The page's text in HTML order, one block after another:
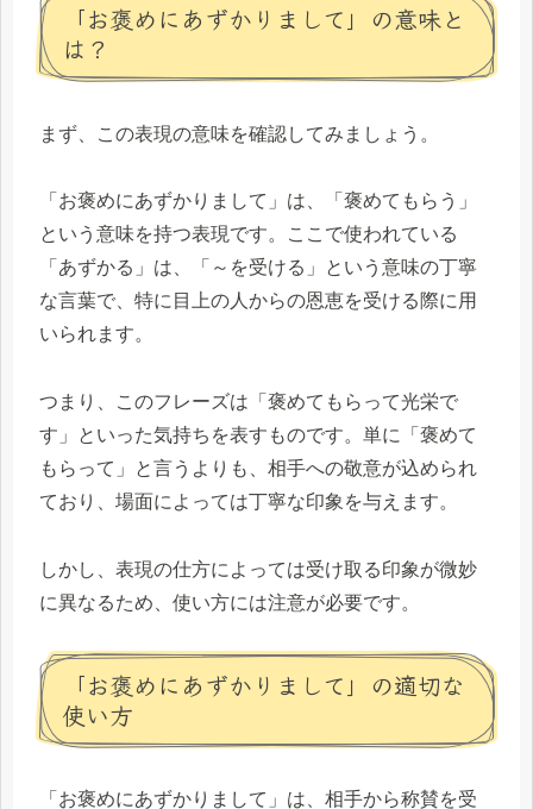
「お褒めにあずかりまして」の意味と
は？
まず、この表現の意味を確認してみましょう。
「お褒めにあずかりまして」は、「褒めてもらう」
という意味を持つ表現です。ここで使われている
「あずかる」は、「～を受ける」という意味の丁寧
な言葉で、特に目上の人からの恩恵を受ける際に用
いられます。
つまり、このフレーズは「褒めてもらって光栄で
す」といった気持ちを表すものです。単に「褒めて
もらって」と言うよりも、相手への敬意が込められ
ており、場面によっては丁寧な印象を与えます。
しかし、表現の仕方によっては受け取る印象が微妙
に異なるため、使い方には注意が必要です。
「お褒めにあずかりまして」の適切な
使い方
「お褒めにあずかりまして」は、相手から称賛を受